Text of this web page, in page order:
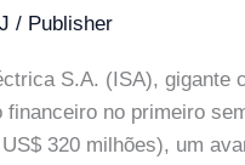
/ Publisher
S.A. (ISA), gigante
financeiro no primeiro
320 milhões), um